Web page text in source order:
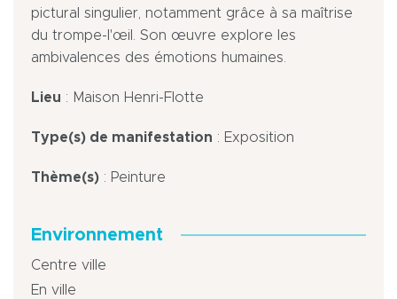
pictural singulier, notamment grâce à sa maîtrise
du trompe-l'œil. Son œuvre explore les
ambivalences des émotions humaines.
Lieu : Maison Henri-Flotte
Type(s) de manifestation : Exposition
Thème(s) : Peinture
Environnement
Centre ville
En ville